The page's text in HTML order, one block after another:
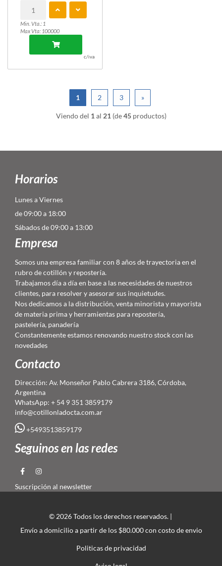
Min. Vta.: 1
Max Vta: 100000
c/iva
1 2 3 »
Viendo del 1 al 21 (de45productos)
Horarios
Lunes a Viernes
de 09:00 a 18:00
Sábados de 09:00 a 13:00
Empresa
Somos una empresa familiar con 8 años de trayectoria en el
rubro de cotillón y repostería.
Trabajamos día a día en base a las necesidades de nuestros
clientes, para resolver y asesorar sus inquietudes.
Nos dedicamos a la distribución, venta minorista y mayorista
de materia prima y herramientas para repostería,
pastelería, panadería
Constantemente estamos renovando nuestro stock con las
novedades
Contacto
Dirección: Av. Monseñor Pablo Cabrera 3186, Córdoba,
Argentina
WhatsApp: + 54 9 351 3859179
info@cotillonladocta.com.ar
+5493513859179
Seguinos en las redes
Suscripción al newsletter
© 2026 Todos los derechos reservados. |
Envío a domicilio a partir de los $80.000 con costo de envio
Politicas de privacidad